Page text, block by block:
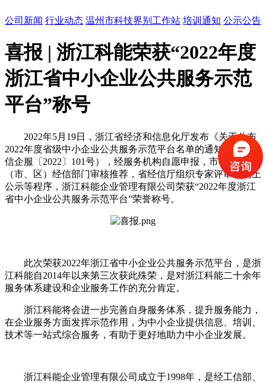
公司新闻 行业动态 温州市科技界别工作站 培训通知 公示公告
喜报 | 浙江科能荣获“2022年度
浙江省中小企业公共服务示范
平台”称号
2022年5月19日，浙江省经济和信息化厅发布《关于公布
2022年度省级中小企业公共服务示范平台名单的通知》（浙经
信企服〔2022〕101号），经服务机构自愿申报，市、县
（市、区）经信部门审核推荐，省经信厅组织专家评审、网上
公示等程序，浙江科能企业管理有限公司荣获“2022年度浙江
省中小企业公共服务示范平台”荣誉称号。
此次荣获2022年浙江省中小企业公共服务示范平台，是浙
江科能自2014年以来第三次获此殊荣，是对浙江科能二十余年
服务体系建设和企业服务工作的充分肯定。
浙江科能将会进一步完善自身服务体系，提升服务能力，
在企业服务方面发挥示范作用，为中小企业提供信息、培训、
技术等一站式综合服务，有助于更好地助力中小企业发展。
浙江科能企业管理有限公司成立于1998年，是经工信部、